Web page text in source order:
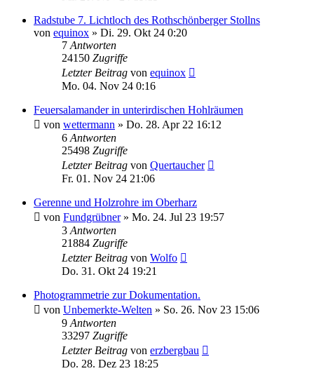
Radstube 7. Lichtloch des Rothschönberger Stollns
von equinox » Di. 29. Okt 24 0:20
7 Antworten
24150 Zugriffe
Letzter Beitrag von equinox
Mo. 04. Nov 24 0:16
Feuersalamander in unterirdischen Hohlräumen
von wettermann » Do. 28. Apr 22 16:12
6 Antworten
25498 Zugriffe
Letzter Beitrag von Quertaucher
Fr. 01. Nov 24 21:06
Gerenne und Holzrohre im Oberharz
von Fundgrübner» Mo. 24. Jul 23 19:57
3 Antworten
21884 Zugriffe
Letzter Beitrag von Wolfo
Do. 31. Okt 24 19:21
Photogrammetrie zur Dokumentation.
von Unbemerkte-Welten » So. 26. Nov 23 15:06
9 Antworten
33297 Zugriffe
Letzter Beitrag von erzbergbau
Do. 28. Dez 23 18:25